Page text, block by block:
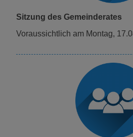
Sitzung des Gemeinderates
voraussichtlich am Montag,